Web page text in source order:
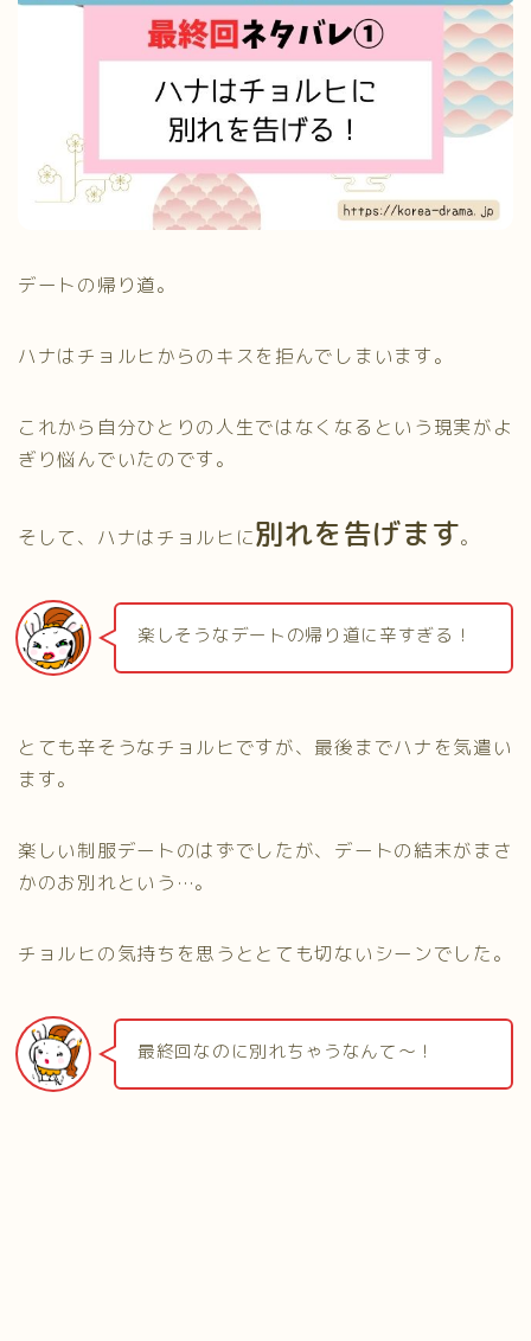
デートの帰り道。
ハナはチョルヒからのキスを拒んでしまいます。
これから自分ひとりの人生ではなくなるという現実がよ
ぎり悩んでいたのです。
そして、ハナはチョルヒに別れを告げます。
楽しそうなデートの帰り道に辛すぎる！
とても辛そうなチョルヒですが、最後までハナを気遣い
ます。
楽しい制服デートのはずでしたが、デートの結末がまさ
かのお別れという…。
チョルヒの気持ちを思うととても切ないシーンでした。
最終回なのに別れちゃうなんて～！